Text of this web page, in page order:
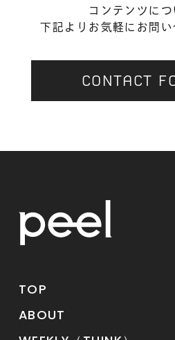
TOP
ABOUT
コンテンツにつ
下記よりお気軽にお問い
CONTACT